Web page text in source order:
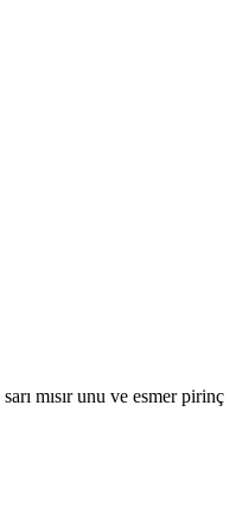
mısır unu ve esmer pirinç